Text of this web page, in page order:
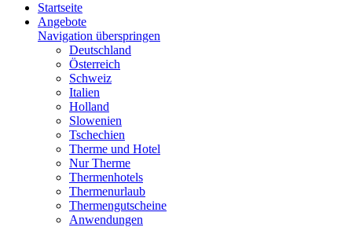
Startseite
Angebote
Navigation überspringen
Deutschland
Österreich
Schweiz
Italien
Holland
Slowenien
Tschechien
Therme und Hotel
Nur Therme
Thermenhotels
Thermenurlaub
Thermengutscheine
Anwendungen